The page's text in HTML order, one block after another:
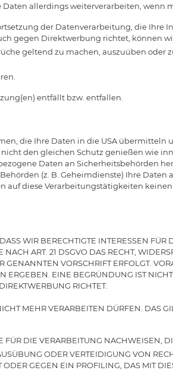
allerdings weiterverarbeiten, wenn
der Datenverarbeitung, die Ihre
gegen Direktwerbung richtet, können
geltend zu machen, auszuüben
entfällt bzw. entfallen.
die Ihre Daten in die USA
den gleichen Schutz genießen wie
Daten an Sicherheitsbehörden
(z. B. Geheimdienste) Ihre
auf diese Verarbeitungstätigkeiten keinen
WIR BERECHTIGTE INTERESSEN
NACH ART. 21 DSGVO DAS RECHT,
VORSCHRIFT ERFOLGT.
ERGEBEN. EINE BEGRÜNDUNG IST
RICHTET.
MEHR VERARBEITEN DÜRFEN. DAS
DIE VERARBEITUNG NACHWEISEN,
ODER VERTEIDIGUNG VON
GEGEN EIN PROFILING, DAS MIT